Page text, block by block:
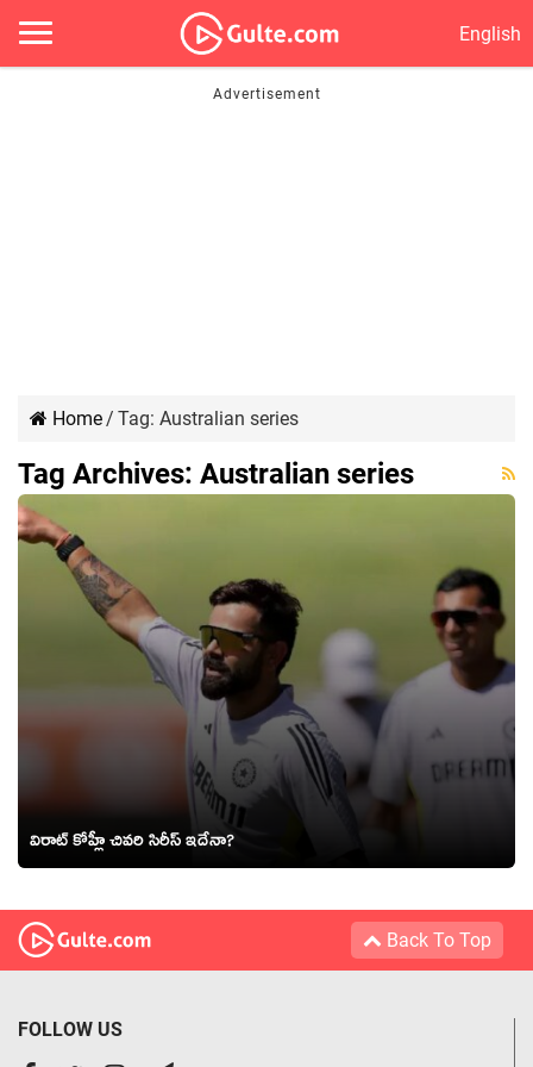
English
Home/ Tag: Australian series
Tag Archives: Australian series
విరాట్ కోహ్లీ చివరి సిరీస్ ఇదేనా?
Back To Top
FOLLOW US